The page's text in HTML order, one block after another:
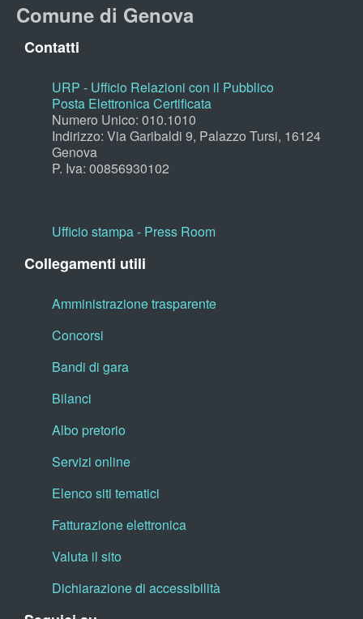
Comune di Genova
Contatti
URP - Ufficio Relazioni con il Pubblico
Posta Elettronica Certificata
Numero Unico: 010.1010
Indirizzo: Via Garibaldi 9, Palazzo Tursi, 16124
Genova
P. Iva: 00856930102
Ufficio stampa - Press Room
Collegamenti utili
Amministrazione trasparente
Concorsi
Bandi di gara
Bilanci
Albo pretorio
Servizi online
Elenco siti tematici
Fatturazione elettronica
Valuta il sito
Dichiarazione di accessibilità